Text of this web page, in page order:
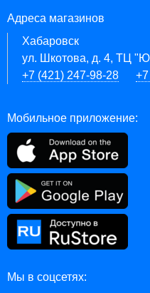
Адреса магазинов
Хабаровск
ул. Шкотова, д. 4, ТЦ
+7 (421) 247-98-28
Мобильное приложение:
Мы в соцсетях: